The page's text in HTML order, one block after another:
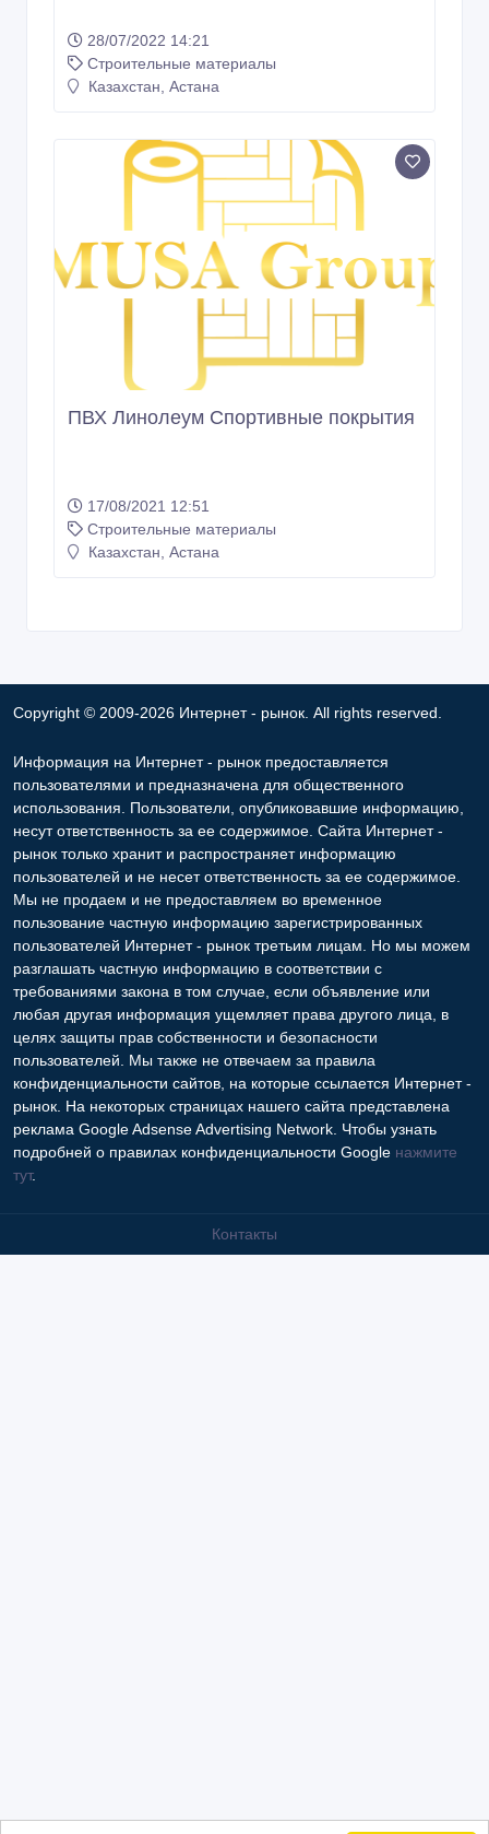
28/07/2022 14:21
Строительные материалы
Казахстан, Астана
ПВХ Линолеум Спортивные покрытия
17/08/2021 12:51
Строительные материалы
Казахстан, Астана
Copyright © 2009-2026 Интернет - рынок. All rights reserved.
Информация на Интернет - рынок предоставляется
пользователями и предназначена для общественного
использования. Пользователи, опубликовавшие информацию,
несут ответственность за ее содержимое. Сайта Интернет -
рынок только хранит и распространяет информацию
пользователей и не несет ответственность за ее содержимое.
Мы не продаем и не предоставляем во временное
пользование частную информацию зарегистрированных
пользователей Интернет - рынок третьим лицам. Но мы можем
разглашать частную информацию в соответствии с
требованиями закона в том случае, если объявление или
любая другая информация ущемляет права другого лица, в
целях защиты прав собственности и безопасности
пользователей. Мы также не отвечаем за правила
конфиденциальности сайтов, на которые ссылается Интернет -
рынок. На некоторых страницах нашего сайта представлена
реклама Google Adsense Advertising Network. Чтобы узнать
подробней о правилах конфиденциальности Google нажмите
тут.
Контакты